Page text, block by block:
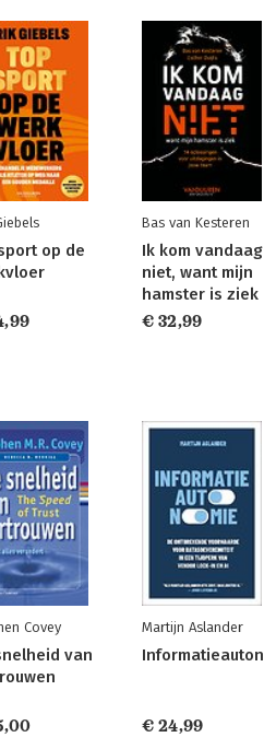
op de
Bas van Kesteren
Ik kom vandaag
niet, want mijn
hamster is ziek
€ 32,99
Covey
van
Martijn Aslander
€ 24,99